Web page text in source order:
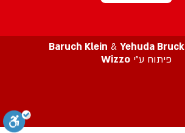
Baruch Klein & Yehuda Bruck
פיתוח ע”י Wizzo